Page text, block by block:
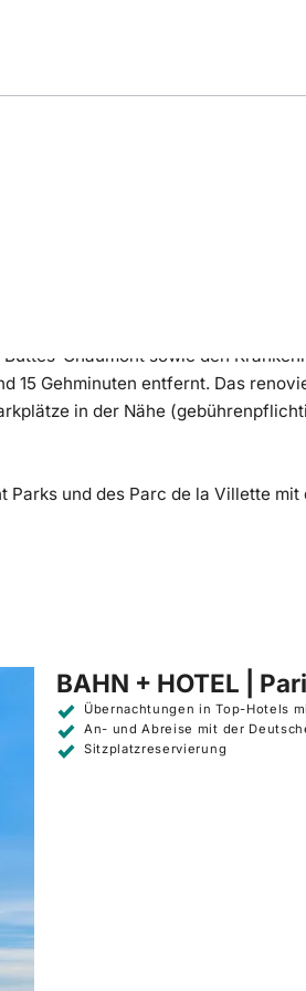
Chaumont sowie den
15 Gehminuten entfernt. Das
in der Nähe
und des Parc de la Villette
BAHN + HOTEL |
Übernachtungen in Top-Hotels
An- und Abreise mit der
Sitzplatzreservierung